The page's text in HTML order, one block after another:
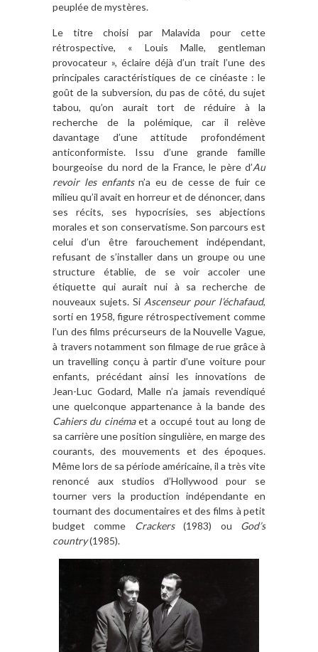
peuplée de mystères.
Le titre choisi par Malavida pour cette
rétrospective, « Louis Malle, gentleman
provocateur », éclaire déjà d’un trait l’une des
principales caractéristiques de ce cinéaste : le
goût de la subversion, du pas de côté, du sujet
tabou, qu’on aurait tort de réduire à la
recherche de la polémique, car il relève
davantage d’une attitude profondément
anticonformiste. Issu d’une grande famille
bourgeoise du nord de la France, le père d’Au
revoir les enfantsn’a eu de cesse de fuir ce
milieu qu’il avait en horreur et de dénoncer, dans
ses récits, ses hypocrisies, ses abjections
morales et son conservatisme. Son parcours est
celui d’un être farouchement indépendant,
refusant de s’installer dans un groupe ou une
structure établie, de se voir accoler une
étiquette qui aurait nui à sa recherche de
nouveaux sujets. Si Ascenseur pour l’échafaud,
sorti en 1958, figure rétrospectivement comme
l’un des films précurseurs de la Nouvelle Vague,
à travers notamment son filmage de rue grâce à
un travelling conçu à partir d’une voiture pour
enfants, précédant ainsi les innovations de
Jean-Luc Godard, Malle n’a jamais revendiqué
une quelconque appartenance à la bande des
Cahiers du cinémaet a occupé tout au long de
sa carrière une position singulière, en marge des
courants, des mouvements et des époques.
Même lors de sa période américaine, il a très vite
renoncé aux studios d’Hollywood pour se
tourner vers la production indépendante en
tournant des documentaires et des films à petit
budget comme Crackers(1983) ou God’s
country(1985).